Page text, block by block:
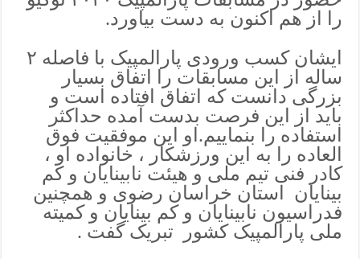
را از هم اکنون به دست بیاورد.
ایشان کسب ورودی پارالمپیک با فاصله ۲
ساله از این مسابقات را اتفاق بسیار
بزرگی دانست که اتفاق افتاده است و
باید از این فرصت بدست آمده حداکثر
استفاده را بنماییم.او این موفقیت فوق
العاده را به این ورزشکار ، خانواده او ،
کادر فنی تیم ملی و هیئت نابینایان و کم
بینایان استان خراسان رضوی و همچنین
فدراسیون نابینایان و کم بینایان و کمیته
ملی پارالمپیک کشور تبریک گفت .